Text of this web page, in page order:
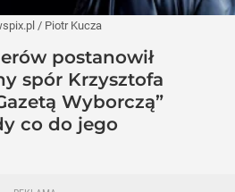
/ Piotr Kucza
postanowił
spór Krzysztofa
Wyborczą”
co do jego